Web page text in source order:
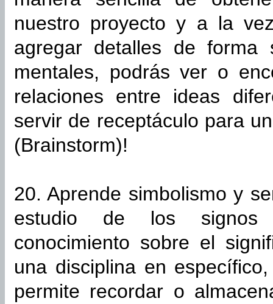
nuestro proyecto y a la
agregar detalles de forma
mentales, podrás ver o
relaciones entre ideas
servir de receptáculo para
(Brainstorm)!
20. Aprende simbolismo y
estudio de los signos
conocimiento sobre el
una disciplina en
permite recordar o